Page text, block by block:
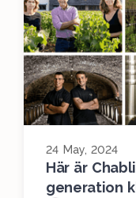
24 May, 2024
Här är
generation